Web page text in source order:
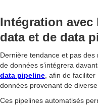
Intégration
data et de data
Dernière tendance et pas
de données s’intégrera
data pipeline , afin de
données provenant de
Ces pipelines automatisés